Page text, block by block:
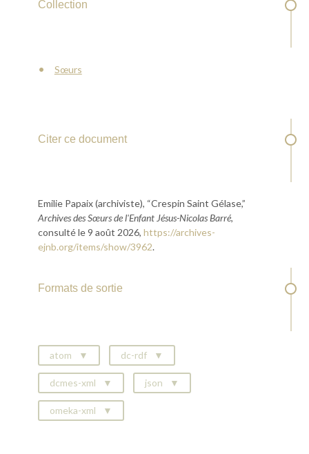
Collection
Sœurs
Citer ce document
Emilie Papaix (archiviste), “Crespin Saint Gélase,”
Archives des Sœurs de l'Enfant Jésus-Nicolas Barré,
consulté le 9 août 2026, https://archives-
ejnb.org/items/show/3962.
Formats de sortie
atom dc-rdf
dcmes-xml json
omeka-xml